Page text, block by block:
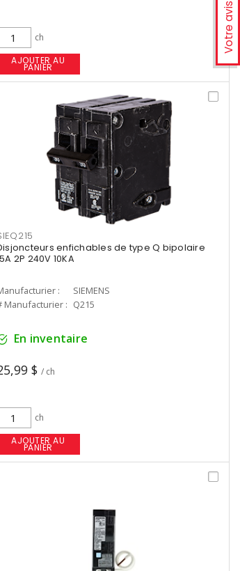
Votre avis
ch
AJOUTER AU
PANIER
enfichables de type Q bipolaire
2P 240V 10KA
:
SIEMENS
Manufacturier : Q215
En inventaire
$ / ch
ch
AJOUTER AU
PANIER